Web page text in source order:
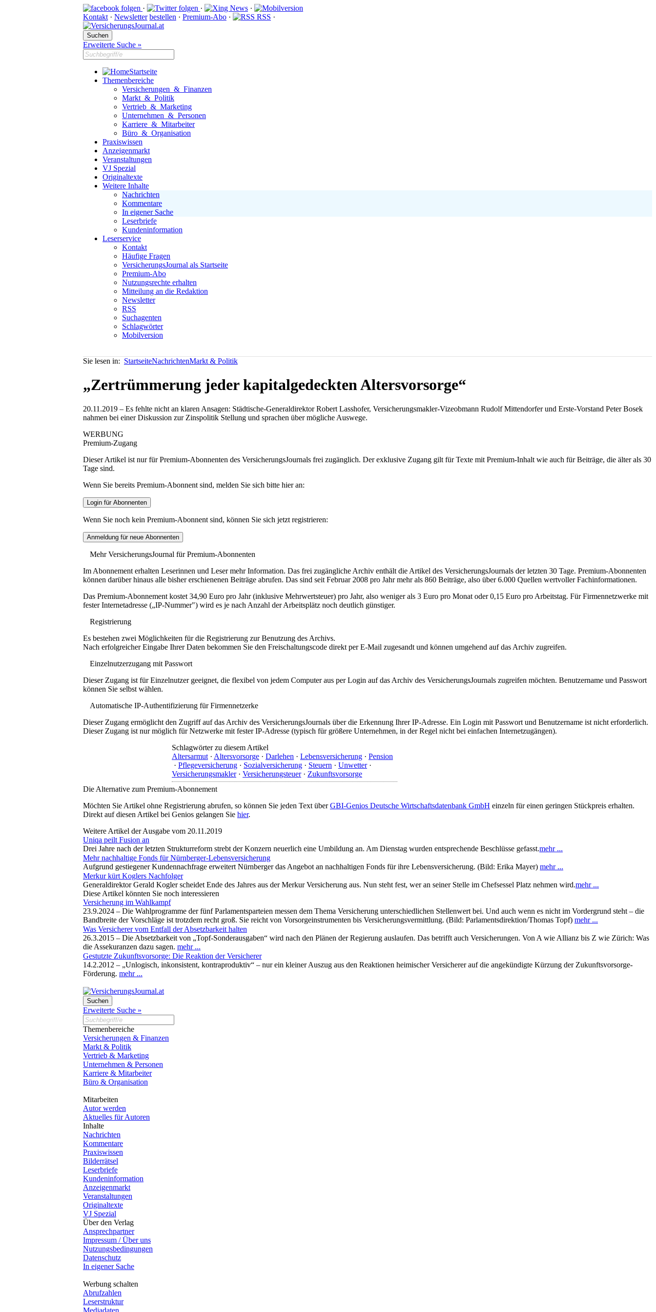
· ·
·
Kontakt · Newsletter bestellen · Premium-Abo · RSS ·
Erweiterte Suche »
Startseite
Themenbereiche
Versicherungen & Finanzen
Markt & Politik
Vertrieb & Marketing
Unternehmen & Personen
Karriere & Mitarbeiter
Büro & Organisation
Praxiswissen
Anzeigenmarkt
Veranstaltungen
VJ Spezial
Originaltexte
Weitere Inhalte
Nachrichten
Kommentare
In eigener Sache
Leserbriefe
Kundeninformation
Leserservice
Kontakt
Häufige Fragen
VersicherungsJournal als Startseite
Premium-Abo
Nutzungsrechte erhalten
Mitteilung an die Redaktion
Newsletter
RSS
Suchagenten
Schlagwörter
Mobilversion
Sie lesen in: StartseiteNachrichtenMarkt & Politik
„Zertrümmerung jeder kapitalgedeckten Altersvorsorge“
20.11.2019 – Es fehlte nicht an klaren Ansagen: Städtische-Generaldirektor Robert Lasshofer, Versicherungsmakler-Vizeobmann Rudolf Mittendorfer und Erste-Vorstand Peter Bosek
nahmen bei einer Diskussion zur Zinspolitik Stellung und sprachen über mögliche Auswege.
WERBUNG
Premium-Zugang
Dieser Artikel ist nur für Premium-Abonnenten des VersicherungsJournals frei zugänglich. Der exklusive Zugang gilt für Texte mit Premium-Inhalt wie auch für Beiträge, die älter als 30
Tage sind.
Wenn Sie bereits Premium-Abonnent sind, melden Sie sich bitte hier an:
Wenn Sie noch kein Premium-Abonnent sind, können Sie sich jetzt registrieren:
Mehr VersicherungsJournal für Premium-Abonnenten
Im Abonnement erhalten Leserinnen und Leser mehr Information. Das frei zugängliche Archiv enthält die Artikel des VersicherungsJournals der letzten 30 Tage. Premium-Abonnenten
können darüber hinaus alle bisher erschienenen Beiträge abrufen. Das sind seit Februar 2008 pro Jahr mehr als 860 Beiträge, also über 6.000 Quellen wertvoller Fachinformationen.
Das Premium-Abonnement kostet 34,90 Euro pro Jahr (inklusive Mehrwertsteuer) pro Jahr, also weniger als 3 Euro pro Monat oder 0,15 Euro pro Arbeitstag. Für Firmennetzwerke mit
fester Internetadresse („IP-Nummer") wird es je nach Anzahl der Arbeitsplätz noch deutlich günstiger.
Registrierung
Es bestehen zwei Möglichkeiten für die Registrierung zur Benutzung des Archivs.
Nach erfolgreicher Eingabe Ihrer Daten bekommen Sie den Freischaltungscode direkt per E-Mail zugesandt und können umgehend auf das Archiv zugreifen.
Einzelnutzerzugang mit Passwort
Dieser Zugang ist für Einzelnutzer geeignet, die flexibel von jedem Computer aus per Login auf das Archiv des VersicherungsJournals zugreifen möchten. Benutzername und Passwort
können Sie selbst wählen.
Automatische IP-Authentifizierung für Firmennetzerke
Dieser Zugang ermöglicht den Zugriff auf das Archiv des VersicherungsJournals über die Erkennung Ihrer IP-Adresse. Ein Login mit Passwort und Benutzername ist nicht erforderlich.
Dieser Zugang ist nur möglich für Netzwerke mit fester IP-Adresse (typisch für größere Unternehmen, in der Regel nicht bei einfachen Internetzugängen).
Schlagwörter zu diesem Artikel
Altersarmut · Altersvorsorge · Darlehen · Lebensversicherung · Pension
· Pflegeversicherung · Sozialversicherung · Steuern · Unwetter·
Versicherungsmakler· Versicherungsteuer· Zukunftsvorsorge
Die Alternative zum Premium-Abonnement
Möchten Sie Artikel ohne Registrierung abrufen, so können Sie jeden Text überGBI-Genios Deutsche Wirtschaftsdatenbank GmbH einzeln für einen geringen Stückpreis erhalten.
Direkt auf diesen Artikel bei Genios gelangen Sie hier.
Weitere Artikel der Ausgabe vom 20.11.2019
Uniqa peilt Fusion an
Drei Jahre nach der letzten Strukturreform strebt der Konzern neuerlich eine Umbildung an. Am Dienstag wurden entsprechende Beschlüsse gefasst.mehr ...
Mehr nachhaltige Fonds für Nürnberger-Lebensversicherung
Aufgrund gestiegener Kundennachfrage erweitert Nürnberger das Angebot an nachhaltigen Fonds für ihre Lebensversicherung. (Bild: Erika Mayer) mehr ...
Merkur kürt Koglers Nachfolger
Generaldirektor Gerald Kogler scheidet Ende des Jahres aus der Merkur Versicherung aus. Nun steht fest, wer an seiner Stelle im Chefsessel Platz nehmen wird.mehr ...
Diese Artikel könnten Sie noch interessieren
Versicherung im Wahlkampf
23.9.2024 – Die Wahlprogramme der fünf Parlamentsparteien messen dem Thema Versicherung unterschiedlichen Stellenwert bei. Und auch wenn es nicht im Vordergrund steht – die
Bandbreite der Vorschläge ist trotzdem recht groß. Sie reicht von Vorsorgeinstrumenten bis Versicherungsvermittlung. (Bild: Parlamentsdirektion/Thomas Topf) mehr ...
Was Versicherer vom Entfall der Absetzbarkeit halten
26.3.2015 – Die Absetzbarkeit von „Topf-Sonderausgaben“ wird nach den Plänen der Regierung auslaufen. Das betrifft auch Versicherungen. Von A wie Allianz bis Z wie Zürich: Was
die Assekuranzen dazu sagen. mehr ...
Gestutzte Zukunftsvorsorge: Die Reaktion der Versicherer
14.2.2012 – „Unlogisch, inkonsistent, kontraproduktiv“ – nur ein kleiner Auszug aus den Reaktionen heimischer Versicherer auf die angekündigte Kürzung der Zukunftsvorsorge-
Förderung. mehr ...
Erweiterte Suche »
Themenbereiche
Versicherungen & Finanzen
Markt & Politik
Vertrieb & Marketing
Unternehmen & Personen
Karriere & Mitarbeiter
Büro & Organisation
Mitarbeiten
Autor werden
Aktuelles für Autoren
Inhalte
Nachrichten
Kommentare
Praxiswissen
Bilderrätsel
Leserbriefe
Kundeninformation
Anzeigenmarkt
Veranstaltungen
Originaltexte
VJ Spezial
Über den Verlag
Ansprechpartner
Impressum / Über uns
Nutzungsbedingungen
Datenschutz
In eigener Sache
Werbung schalten
Abrufzahlen
Leserstruktur
Mediadaten